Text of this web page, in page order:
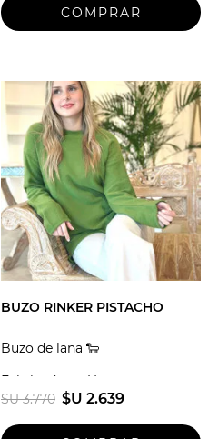
BUZO RINKER PISTACHO
Buzo de lana 🐑
Fabricado en Uruguay
$U 3.770 $U 2.639